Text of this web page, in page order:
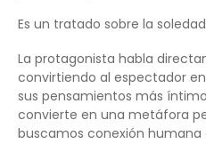
Es un tratado sobre la
La protagonista habla
convirtiendo al espectador
sus pensamientos más
convierte en una metáfora
buscamos conexión